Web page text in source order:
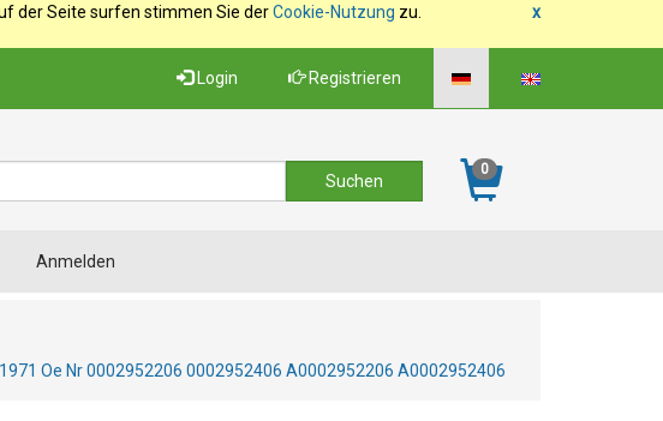
x
der Seite surfen stimmen Sie derCookie-Nutzung zu.
Login Registrieren
0
Anmelden
Oe Nr 0002952206 0002952406 A0002952206 A0002952406